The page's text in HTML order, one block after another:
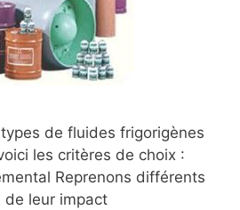
de fluides frigorigènes
les critères de choix :
Reprenons différents
leur impact